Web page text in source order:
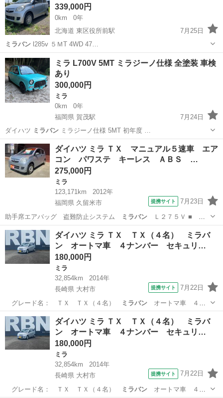
339,000円
0km
0年
北海道 東区役所前駅
7月25日
ミラバン l285v ５ＭT 4WD 47…
北海道 札幌市 ミラバン
ミラ L700V 5MT ミラジーノ仕様 全塗装 車検
あり
300,000円
ミラ
0km
0年
福岡県 賀茂駅
7月24日
ダイハツ ミラバン ミラジーノ仕様 5MT 初年度 …
福岡 福岡市 賀茂駅 ミラ
ダイハツ ミラ ＴＸ マニュアル５速車 エア
コン パワステ キーレス ＡＢＳ …
275,000円
ミラ
123,171km
2012年
福岡県 久留米市
提携サイト 7月23日
助手席エアバッグ 盗難防止システム ミラバンＬ２７５Ｖ ■ 排
気量： 660c…
福岡 久留米市
ダイハツ ミラ ＴＸ ＴＸ（４名） ミラバ
ン オートマ車 ４ナンバー セキュリ…
180,000円
ミラ
32,854km
2014年
長崎県 大村市
提携サイト 7月22日
グレード名： ＴＸ ＴＸ（４名） ミラバンオートマ車 ４ナ
ンバー セキュリテ…
長崎 大村市 ミラ
ダイハツ ミラ ＴＸ ＴＸ（４名） ミラバ
ン オートマ車 ４ナンバー セキュリ…
180,000円
ミラ
32,854km
2014年
長崎県 大村市
提携サイト 7月22日
グレード名： ＴＸ ＴＸ（４名） ミラバンオートマ車 ４ナ